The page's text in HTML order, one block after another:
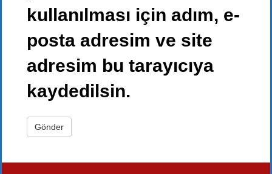
kullanılması için adım, e-
posta adresim ve site
adresim bu tarayıcıya
kaydedilsin.